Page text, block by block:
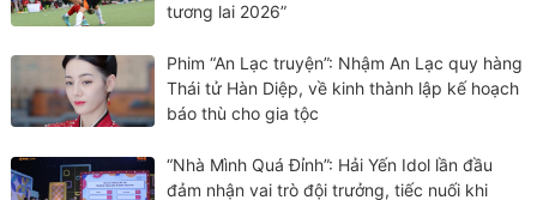
tương lai 2026”
Phim “An Lạc truyện”: Nhậm An Lạc quy hàng
Thái tử Hàn Diệp, về kinh thành lập kế hoạch
báo thù cho gia tộc
“Nhà Mình Quá Đỉnh”: Hải Yến Idol lần đầu
đảm nhận vai trò đội trưởng, tiếc nuối khi